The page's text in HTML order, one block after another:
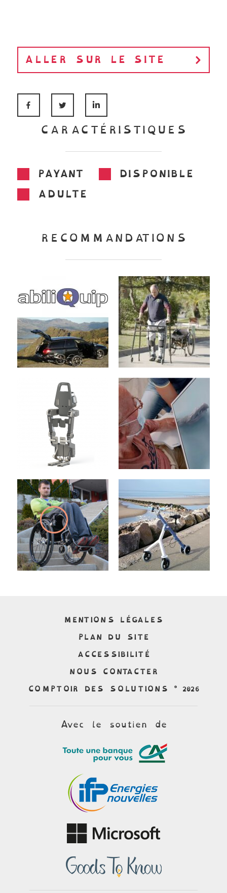
ALLER SUR LE SITE
FACEBOOK
TWITTER
CARACTÉRISTIQUES
PAYANT
DISPONIBLE
ADULTE
RECOMMANDATIONS
MENTIONS LÉGALES
PLAN DU SITE
ACCESSIBILITÉ
NOUS CONTACTER
COMPTOIR DES SOLUTIONS © 2026
Avec le soutien de